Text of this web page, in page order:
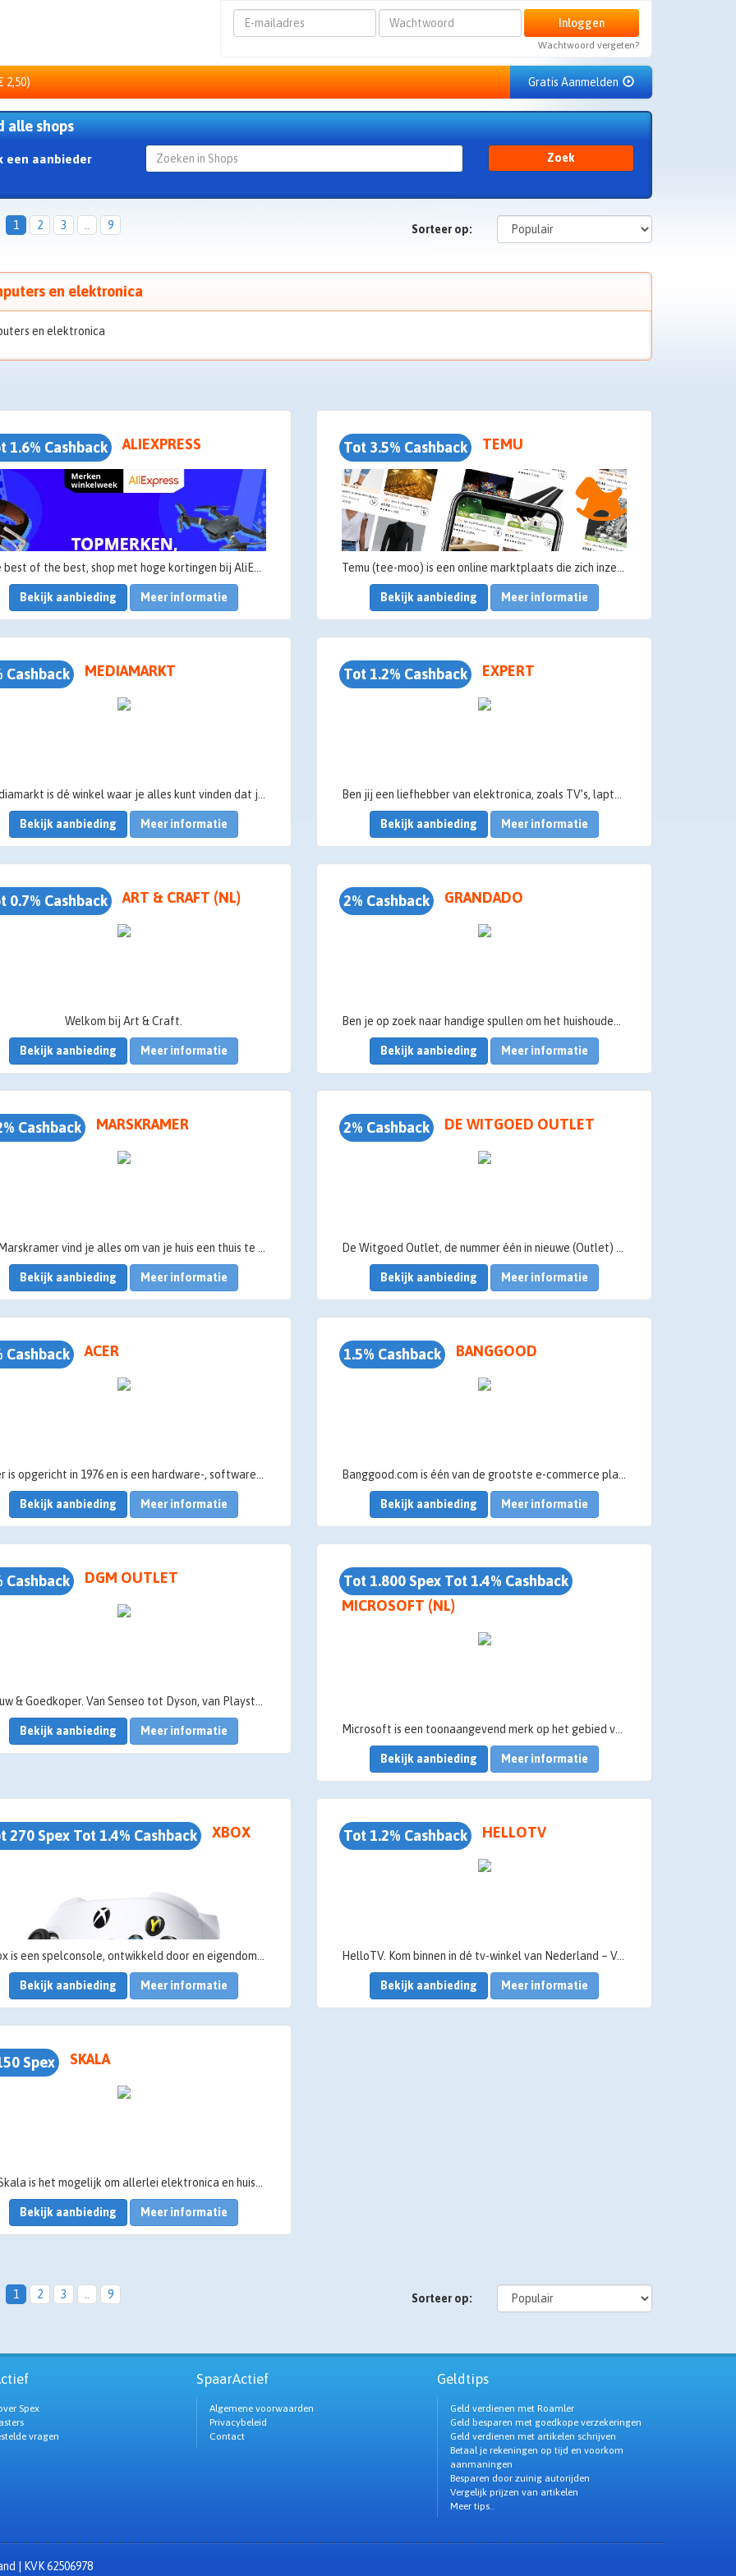
Emailadres Wachtwoord
Inloggen
Wachtwoord vergeten?
2,50) Gratis Aanmelden
alle shops
een aanbieder Zoek
1 2 3 9 Sorteer op:
en elektronica
en elektronica
1.6% Cashback ALIEXPRESS
The best of the best, shop met hoge kortingen bij AliExpress
Bekijk aanbieding Meer informatie
Tot 3.5% Cashback TEMU
Bekijk aanbieding Meer informatie
Cashback MEDIAMARKT
Bekijk aanbieding Meer informatie
Tot 1.2% Cashback EXPERT
Bekijk aanbieding Meer informatie
0.7% Cashback ART & CRAFT (NL)
Welkom bij Art & Craft.
Bekijk aanbieding Meer informatie
2% Cashback GRANDADO
Bekijk aanbieding Meer informatie
Cashback MARSKRAMER
Bekijk aanbieding Meer informatie
2% Cashback DE WITGOED OUTLET
Bekijk aanbieding Meer informatie
Cashback ACER
Bekijk aanbieding Meer informatie
1.5% Cashback BANGGOOD
Bekijk aanbieding Meer informatie
Cashback DGM OUTLET
Bekijk aanbieding Meer informatie
Tot 1.800 Spex Tot 1.4% Cashback
MICROSOFT (NL)
Bekijk aanbieding Meer informatie
270 Spex Tot 1.4% Cashback XBOX
Bekijk aanbieding Meer informatie
Tot 1.2% Cashback HELLOTV
HelloTV. Kom binnen in dé tv-winkel van Nederland – Voorheen PlatteTV
Bekijk aanbieding Meer informatie
Spex SKALA
Bekijk aanbieding Meer informatie
1 2 3 9 Sorteer op:
Spex
vragen
SpaarActief
Algemene voorwaarden
Privacybeleid
Contact
Geldtips
Geld verdienen met Roamler
Geld besparen met goedkope verzekeringen
Geld verdienen met artikelen schrijven
Betaal je rekeningen op tijd en voorkom
aanmaningen
Besparen door zuinig autorijden
Vergelijk prijzen van artikelen
Meer tips..
| KVK 62506978